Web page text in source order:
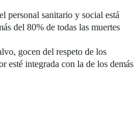
personal sanitario y social está
del 80% de todas las muertes
gocen del respeto de los
esté integrada con la de los demás